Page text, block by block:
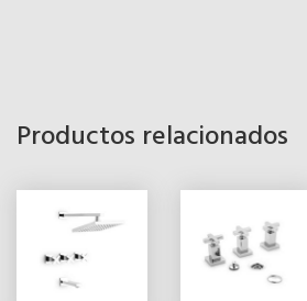
Productos relacionados